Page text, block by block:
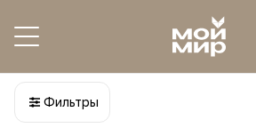
Маска для волос
Фильтры